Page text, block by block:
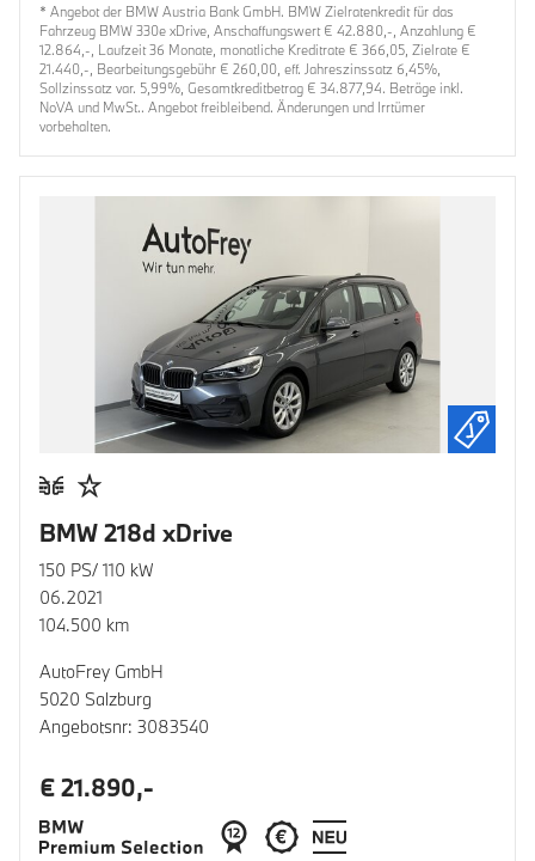
* Angebot der BMW Austria Bank GmbH. BMW Zielratenkredit für das
Fahrzeug BMW 330e xDrive, Anschaffungswert € 42.880,-, Anzahlung €
12.864,-, Laufzeit 36 Monate, monatliche Kreditrate € 366,05, Zielrate €
21.440,-, Bearbeitungsgebühr € 260,00, eff. Jahreszinssatz 6,45%,
Sollzinssatz var. 5,99%, Gesamtkreditbetrag € 34.877,94. Beträge inkl.
NoVA und MwSt.. Angebot freibleibend. Änderungen und Irrtümer
vorbehalten.
BMW 218d xDrive
150 PS/ 110 kW
06.2021
104.500 km
AutoFrey GmbH
5020 Salzburg
Angebotsnr: 3083540
€ 21.890,-